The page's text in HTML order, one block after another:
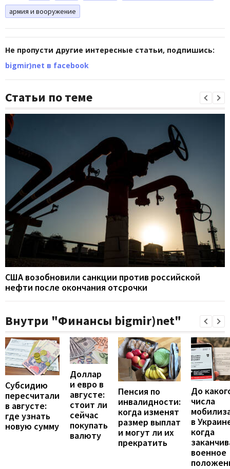
армия и вооружение
Не пропусти другие интересные статьи, подпишись:
bigmir)net в facebook
Статьи по теме
США возобновили санкции против российской
нефти после окончания отсрочки
Внутри "Финансы bigmir)net"
Субсидию
пересчитали
в августе:
где узнать
новую сумму
Доллар
и евро в
августе:
стоит ли
сейчас
покупать
валюту
Пенсия по
инвалидности:
когда изменят
размер выплат
и могут ли их
прекратить
До
числа
в
когда
военное